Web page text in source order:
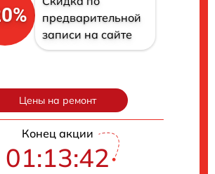
предварительной
записи на сайте
Цены на ремонт
Конец акции
01:13:41